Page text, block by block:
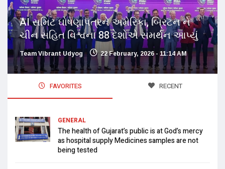
AI સમિટ ઘોષણાપત્રને અમેરિકા, બ્રિટન ને
ચીન સહિત વિશ્વના 88 દેશોએ સમર્થન આપ્યું
Team Vibrant Udyog 22 February, 2026 - 11:14 AM
FAVORITES RECENT
GENERAL
The health of Gujarat’s public is at God’s mercy
as hospital supply Medicines samples are not
being tested